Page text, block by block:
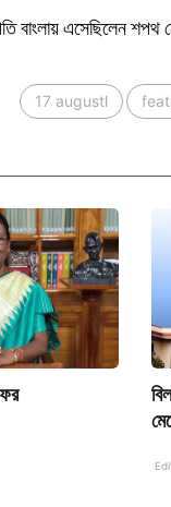
বাংলায় এসেছিলেন
17 augustl